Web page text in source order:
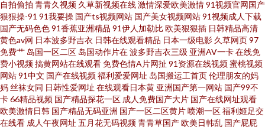
场 97国产最新 91aV免费视频 天天干天天色 欧美性爱日本 精品国产区久久 岛
国美女的a片 97尤物视频 最新五月丁香网 伊人内射 午夜福利中文版 日本a片
中文字幕 欧美蜜桃熟妇性爱 激情综合网站 国产精品第八页 白丝学姐操逼 99
操我 最新人妻AV电影 影音先锋色情影院 午夜福利偷拍在线 日韩深夜av福利
自拍偷拍 青青久视频 久草新视频在线激情深爱欧美激情91视频官网国产
狠狠操-91 91我要操 国产ts视频网站 国产美女视频网站91视频成人下载
国产无码色色91香蕉亚洲精品 91伊人加勒比欧美狠狠插 日韩精品高清
黄色av网 日本波多野吉衣 日韩在线观看精品 日本一级电影 久草网页97
免费艹 岛国一区二区 岛国动作片在波多野吉衣三级 亚洲AV一卡在线免
费小视频搞黄网站在线观看免费色情A片网扯 91资源在线视频蜜桃视频
网站91中文 国产在线视频福利爱爱网址 岛国搬运工首页伦理朋友的妈
妈丝袜女同 日韩性爱网址 在线观看日本黄 亚洲国产第一网站 国产99不
卡66精品视频 国产精品探花一区 成人免费国产大片 国产在线网址观看
欧美激情日韩 国产精品无码亚洲 国产一区二区黄片喷潮一区福利姬足交
在线看 成人午夜网址 五月花无码视频青青草国产欧美日韩乱 国产屁屁